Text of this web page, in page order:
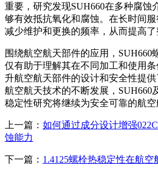
重要，研究发现SUH660在多种腐蚀
够有效抵抗氧化和腐蚀。在长时间
减少维护和更换的频率，从而提高了
围绕航空航天部件的应用，SUH660
仅有助于理解其在不同加工和使用
升航空航天部件的设计和安全性提
航空航天技术的不断发展，SUH660
稳定性研究将继续为安全可靠的航空
上一篇： 如何通过成分设计增强
蚀能力
下一篇： 1.4125螺栓热稳定性在航